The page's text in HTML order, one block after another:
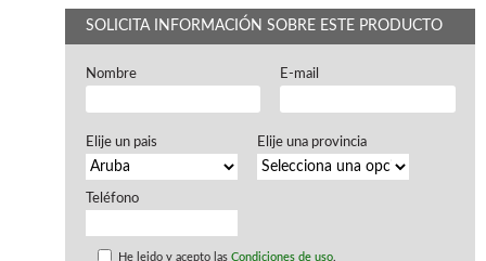
Sierras circulares - Escuadradoras
Sierras circulares - Tupi
Sierras de Cinta
Taladros escopleadores
WOODMAN PROFESIONAL
SOLICITA INFORMACIÓN SOBRE ESTE PRODUCTO
Nombre E-mail
Elije un pais Elije una provincia
Teléfono
He leido y acepto lasCondiciones de uso.